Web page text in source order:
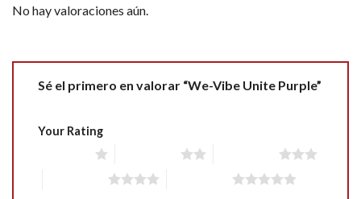
No hay valoraciones aún.
Sé el primero en valorar “We-Vibe Unite Purple”
Your Rating